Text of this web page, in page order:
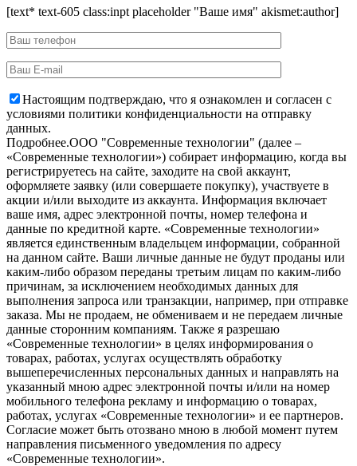
[text* text-605 class:inpt placeholder "Ваше имя" akismet:author]
Настоящим подтверждаю, что я ознакомлен и согласен с
условиями политики конфиденциальности на отправку
данных.
Подробнее.OOO "Современные технологии" (далее –
«Современные технологии») собирает информацию, когда вы
регистрируетесь на сайте, заходите на свой аккаунт,
оформляете заявку (или совершаете покупку), участвуете в
акции и/или выходите из аккаунта. Информация включает
ваше имя, адрес электронной почты, номер телефона и
данные по кредитной карте. «Современные технологии»
является единственным владельцем информации, собранной
на данном сайте. Ваши личные данные не будут проданы или
каким-либо образом переданы третьим лицам по каким-либо
причинам, за исключением необходимых данных для
выполнения запроса или транзакции, например, при отправке
заказа. Мы не продаем, не обмениваем и не передаем личные
данные сторонним компаниям. Также я разрешаю
«Современные технологии» в целях информирования о
товарах, работах, услугах осуществлять обработку
вышеперечисленных персональных данных и направлять на
указанный мною адрес электронной почты и/или на номер
мобильного телефона рекламу и информацию о товарах,
работах, услугах «Современные технологии» и ее партнеров.
Согласие может быть отозвано мною в любой момент путем
направления письменного уведомления по адресу
«Современные технологии».